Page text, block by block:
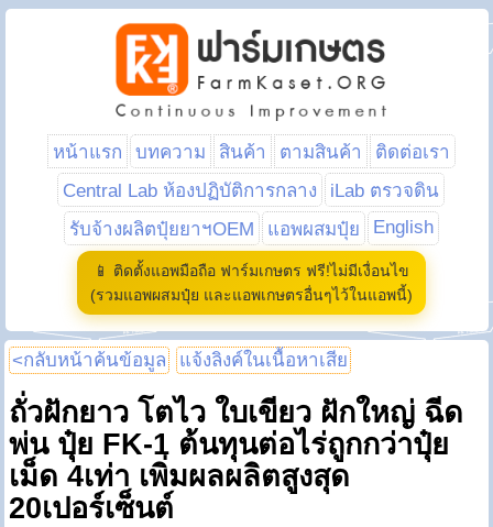
หน้าแรก บทความ สินค้า ตามสินค้า
ติดต่อเรา
Central Lab ห้องปฏิบัติการกลาง
iLab ตรวจดิน
รับจ้างผลิตปุ๋ยยาฯOEM
แอพผสมปุ๋ย English
📱 ติดตั้งแอพมือถือ ฟาร์มเกษตร ฟรี!ไม่มีเงื่อนไข
(รวมแอพผสมปุ๋ย และแอพเกษตรอื่นๆไว้ในแอพนี้)
<กลับหน้าค้นข้อมูล แจ้งลิงค์ในเนื้อหาเสีย
ถั่วฝักยาว โตไว ใบเขียว ฝักใหญ่ ฉีด
พ่น ปุ๋ย FK-1 ต้นทุนต่อไร่ถูกกว่าปุ๋ย
เม็ด 4เท่า เพิ่มผลผลิตสูงสุด
20เปอร์เซ็นต์